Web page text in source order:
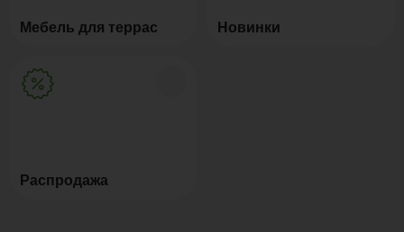
Мебель для террас Новинки
Распродажа